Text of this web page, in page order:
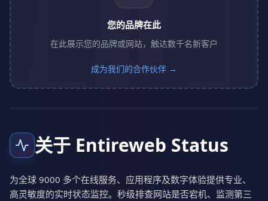
您的品牌在此
在此展示您的品牌或网站，触达数千名新客户
成为我们的合作伙伴 →
关于 Entireweb Status
为全球 9000 多个在线服务、应用程序及数字体验提供专业、
高灵敏度的实时状态监控。秒级排查网站是否宕机、监测第三